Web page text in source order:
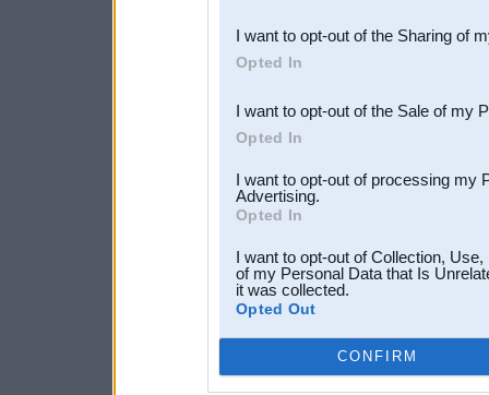
Downstream Participants
third parties.
I want to opt-out of the Sharing of
Opted In
I want to opt-out of the Sale of my
Opted In
I want to opt-out of processing my
Advertising.
Opted In
I want to opt-out of Collection,
of my Personal Data that Is
it was collected.
Opted Out
CONFIRM